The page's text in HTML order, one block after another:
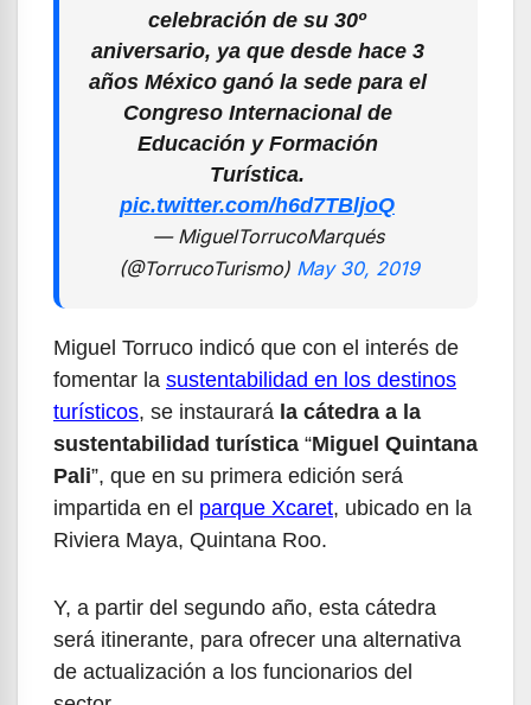
celebración de su 30º
aniversario, ya que desde hace 3
años México ganó la sede para el
Congreso Internacional de
Educación y Formación
Turística.
pic.twitter.com/h6d7TBljoQ
— MiguelTorrucoMarqués
(@TorrucoTurismo) May 30, 2019
Miguel Torruco indicó que con el interés de
fomentar la sustentabilidad en los destinos
turísticos, se instaurará la cátedra a la
sustentabilidad turística “Miguel Quintana
Pali”, que en su primera edición será
impartida en el parque Xcaret, ubicado en la
Riviera Maya, Quintana Roo.
Y, a partir del segundo año, esta cátedra
será itinerante, para ofrecer una alternativa
de actualización a los funcionarios del